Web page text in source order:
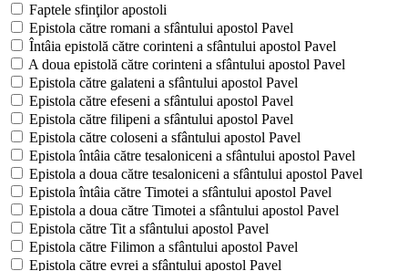
Faptele sfinţilor apostoli
Epistola către romani a sfântului apostol Pavel
Întâia epistolă către corinteni a sfântului apostol Pavel
A doua epistolă către corinteni a sfântului apostol Pavel
Epistola către galateni a sfântului apostol Pavel
Epistola către efeseni a sfântului apostol Pavel
Epistola către filipeni a sfântului apostol Pavel
Epistola către coloseni a sfântului apostol Pavel
Epistola întâia către tesaloniceni a sfântului apostol Pavel
Epistola a doua către tesaloniceni a sfântului apostol Pavel
Epistola întâia către Timotei a sfântului apostol Pavel
Epistola a doua către Timotei a sfântului apostol Pavel
Epistola către Tit a sfântului apostol Pavel
Epistola către Filimon a sfântului apostol Pavel
Epistola către evrei a sfântului apostol Pavel